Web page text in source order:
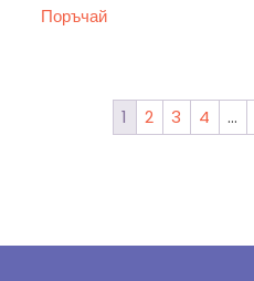
was:
Поръчай
1 2 3 4 …